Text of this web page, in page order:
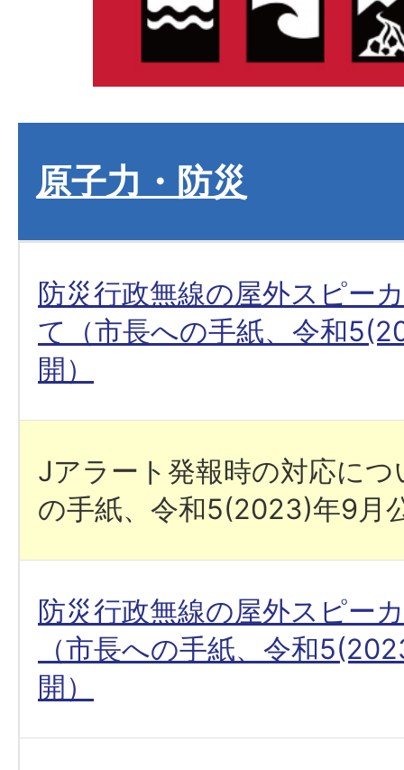
原子力・防災
防災行政無線の屋外スピー
て（市長への手紙、令和
開）
Jアラート発報時の対応に
の手紙、令和5(2023)年9月
防災行政無線の屋外スピー
（市長への手紙、令和
開）